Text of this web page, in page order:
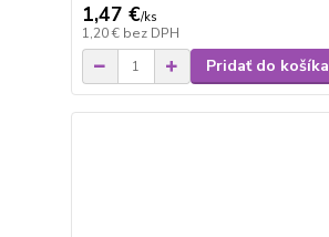
1,47 €/ks
1,20 € bez DPH
Pridať do košíka